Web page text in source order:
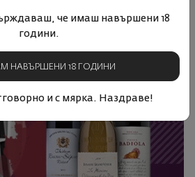
че имаш навършени 18
години.
НАВЪРШЕНИ 18 ГОДИНИ
и с мярка. Наздраве!